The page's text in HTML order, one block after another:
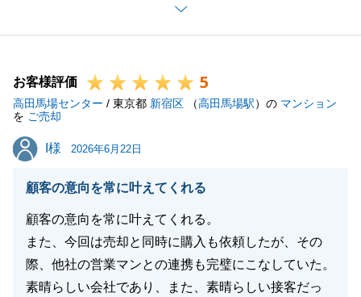
また何か不動産に関してお困り事や、周囲でお悩みの
方がいらっしゃいましたら、いつでもお気軽にお声が
今後ともよろしくお願い申し上げます。
お客様評価 5
高田馬場センター / 東京都 新宿区 （高田馬場駅）の マンション
を ご売却
I様
I様 2026年6月22日
顧客の意向を常に叶えてくれる
顧客の意向を常に叶えてくれる。
また、今回は売却と同時に購入も依頼したが、その
際、他社の営業マンとの連携も完璧にこなしていた。
素晴らしい会社であり、また、素晴らしい接客だっ